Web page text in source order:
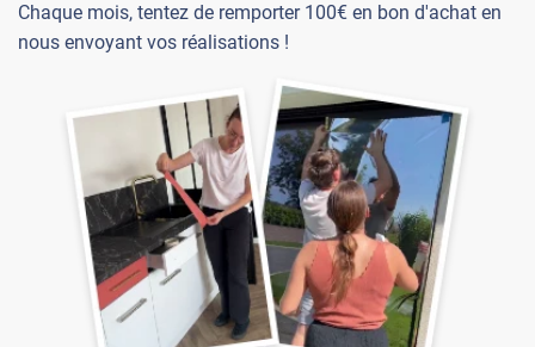
Chaque mois, tentez de remporter 100€ en bon d'achat en
nous envoyant vos réalisations !